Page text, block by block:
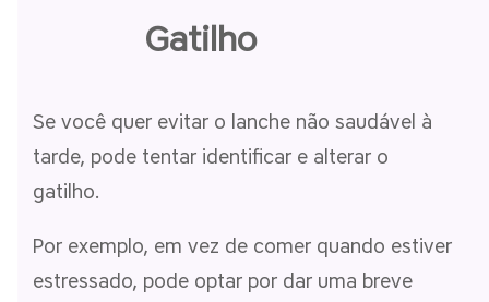
Gatilho
Se você quer evitar o lanche não saudável à
tarde, pode tentar identificar e alterar o
gatilho.
Por exemplo, em vez de comer quando estiver
estressado, pode optar por dar uma breve